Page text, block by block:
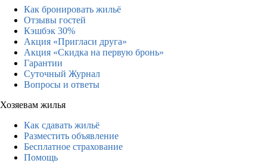
Как бронировать жильё
Отзывы гостей
Кэшбэк 30%
Акция «Пригласи друга»
Акция «Скидка на первую бронь»
Гарантии
Суточный Журнал
Вопросы и ответы
Хозяевам жилья
Как сдавать жильё
Разместить объявление
Бесплатное страхование
Помощь